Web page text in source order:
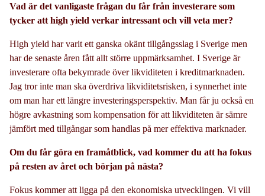
Vad är det vanligaste frågan du får från investerare som
tycker att high yield verkar intressant och vill veta mer?
High yield har varit ett ganska okänt tillgångsslag i Sverige men
har de senaste åren fått allt större uppmärksamhet. I Sverige är
investerare ofta bekymrade över likviditeten i kreditmarknaden.
Jag tror inte man ska överdriva likviditetsrisken, i synnerhet inte
om man har ett längre investeringsperspektiv. Man får ju också en
högre avkastning som kompensation för att likviditeten är sämre
jämfört med tillgångar som handlas på mer effektiva marknader.
Om du får göra en framåtblick, vad kommer du att ha fokus
på resten av året och början på nästa?
Fokus kommer att ligga på den ekonomiska utvecklingen. Vi vill